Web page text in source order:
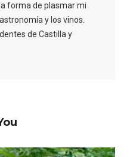
forma de plasmar mi
y los vinos.
de Castilla y